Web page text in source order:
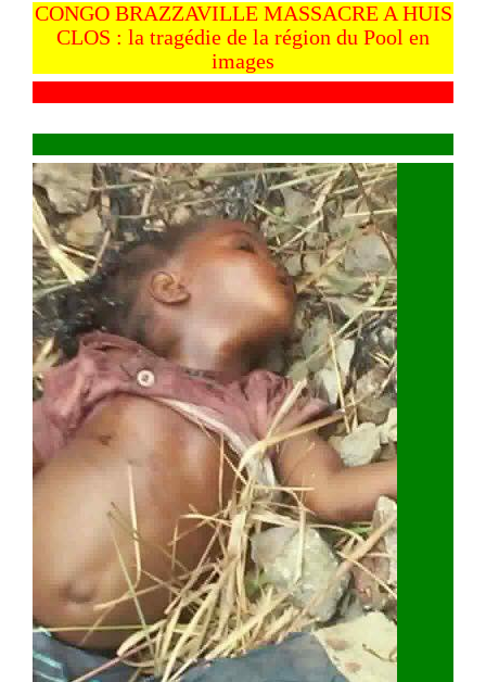
CONGO BRAZZAVILLE MASSACRE A HUIS
CLOS : la tragédie de la région du Pool en
images